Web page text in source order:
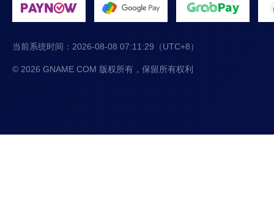
当前系统时间： 2026-08-08 07:11:30 （UTC+8）
© 2026 GNAME.COM 版权所有，保留所有权利